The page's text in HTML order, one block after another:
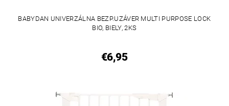
BABYDAN UNIVERZÁLNA BEZP.UZÁVER MULTI PURPOSE LOCK
BIO, BIELY, 2KS
€6,95